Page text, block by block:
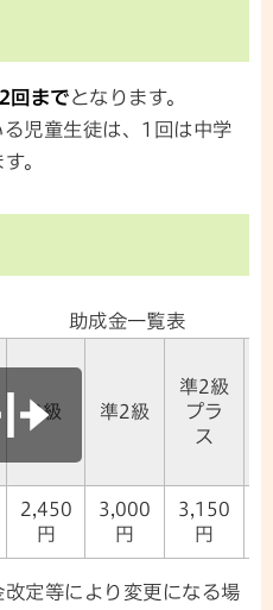
回までとなります。
児童生徒は、1回は中学
。
助成金一覧表
3級 準2級
準2級
プラ
ス
2,450
円
3,000
円
3,150
円
定等により変更になる場